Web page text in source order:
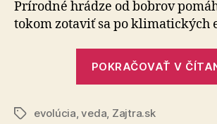
Prírodné hrádze od bobrov
tokom zo­ta­viť sa po klimatických
POKRAČOVAŤ V
Značkyevolúcia,veda, Zajtra.sk